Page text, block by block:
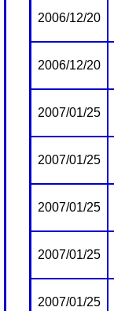
2006/12/20
2006/12/20
2007/01/25
2007/01/25
2007/01/25
2007/01/25
2007/01/25